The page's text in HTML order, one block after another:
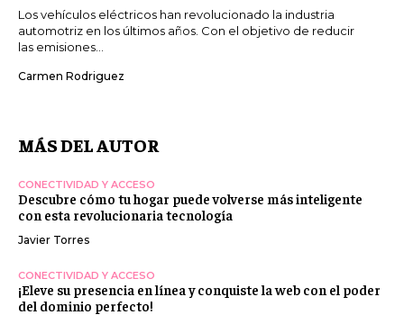
Los vehículos eléctricos han revolucionado la industria
automotriz en los últimos años. Con el objetivo de reducir
las emisiones...
Carmen Rodriguez
MÁS DEL AUTOR
CONECTIVIDAD Y ACCESO
Descubre cómo tu hogar puede volverse más inteligente
con esta revolucionaria tecnología
Javier Torres
CONECTIVIDAD Y ACCESO
¡Eleve su presencia en línea y conquiste la web con el poder
del dominio perfecto!